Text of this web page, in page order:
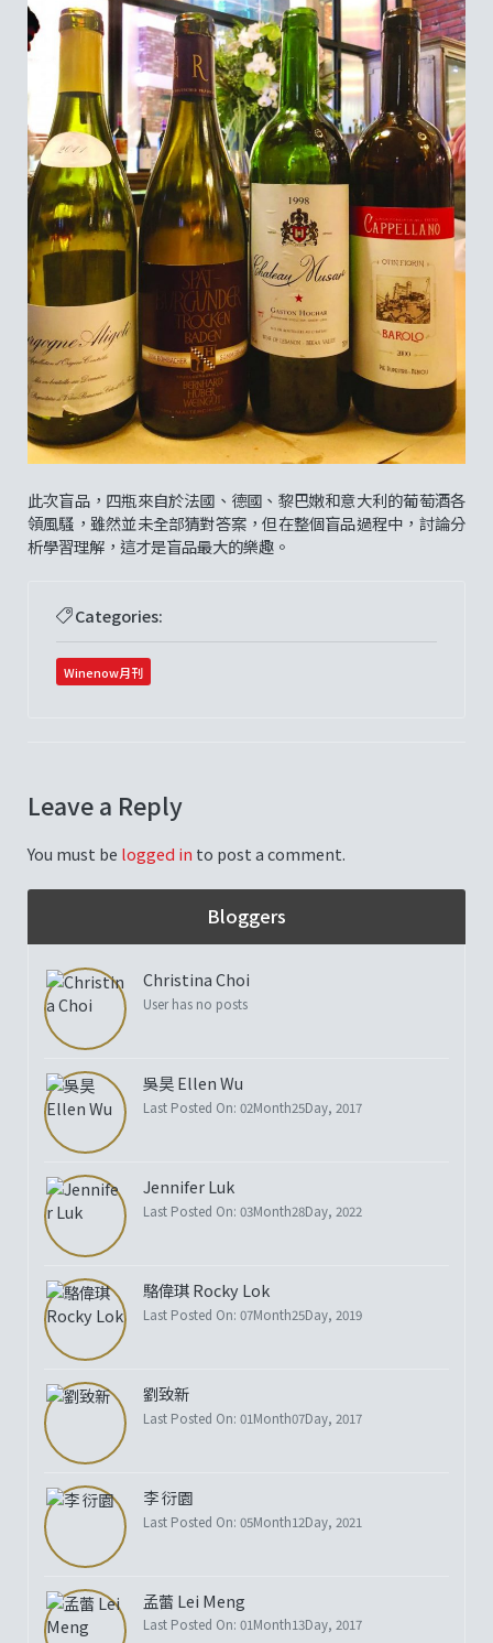
此次盲品，四瓶來自於法國、德國、黎巴嫩和意大利的葡萄酒各
領風騷，雖然並未全部猜對答案，但在整個盲品過程中，討論分
析學習理解，這才是盲品最大的樂趣。
Categories:
Winenow月刊
Leave a Reply
You must be logged in to post a comment.
Bloggers
Christina Choi
User has no posts
吳昊 Ellen Wu
Last Posted On: 02Month25Day, 2017
Jennifer Luk
Last Posted On: 03Month28Day, 2022
駱偉琪 Rocky Lok
Last Posted On: 07Month25Day, 2019
劉致新
Last Posted On: 01Month07Day, 2017
李 衍園
Last Posted On: 05Month12Day, 2021
孟蕾 Lei Meng
Last Posted On: 01Month13Day, 2017